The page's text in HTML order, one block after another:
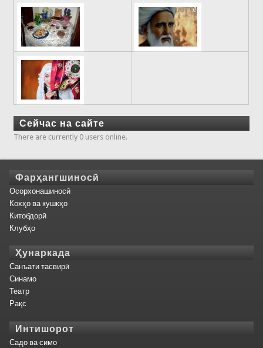
Сейчас на сайте
There are currently 0 users online.
Фарҳангшиносӣ
Осорхонашиносӣ
Кохҳо ва кушкҳо
Китобдорӣ
Клубҳо
Ҳунаркада
Санъати тасвирӣ
Синамо
Театр
Рақс
Интишорот
Садо ва симо